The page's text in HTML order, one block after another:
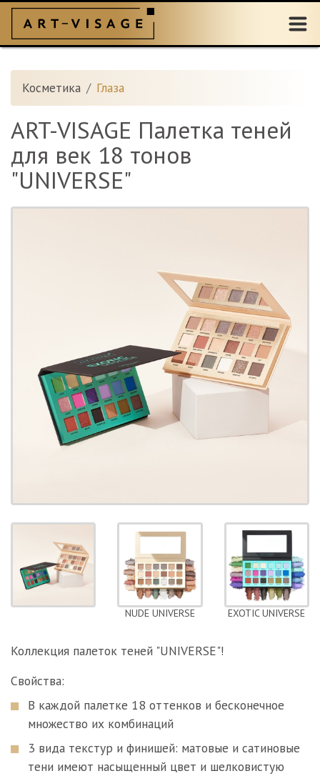
Косметика Глаза
ART-VISAGE Палетка теней
для век 18 тонов
"UNIVERSE"
NUDE UNIVERSE EXOTIC UNIVERSE
Коллекция палеток теней "UNIVERSE"!
Свойства:
В каждой палетке 18 оттенков и бесконечное
множество их комбинаций
3 вида текстур и финишей: матовые и сатиновые
тени имеют насыщенный цвет и шелковистую